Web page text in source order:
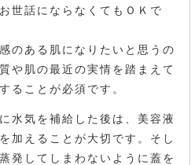
世話にならなくてもＯＫで
のある肌になりたいと思うの
や肌の最近の実情を踏まえて
ることが必須です。
水気を補給した後は、美容液
加えることが大切です。そし
発してしまわないように蓋を